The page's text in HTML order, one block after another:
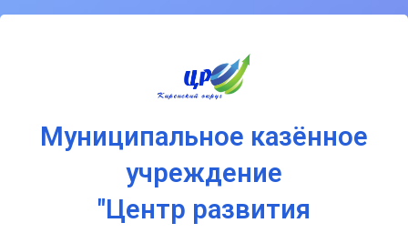
Муниципальное казённое
учреждение
"Центр развития